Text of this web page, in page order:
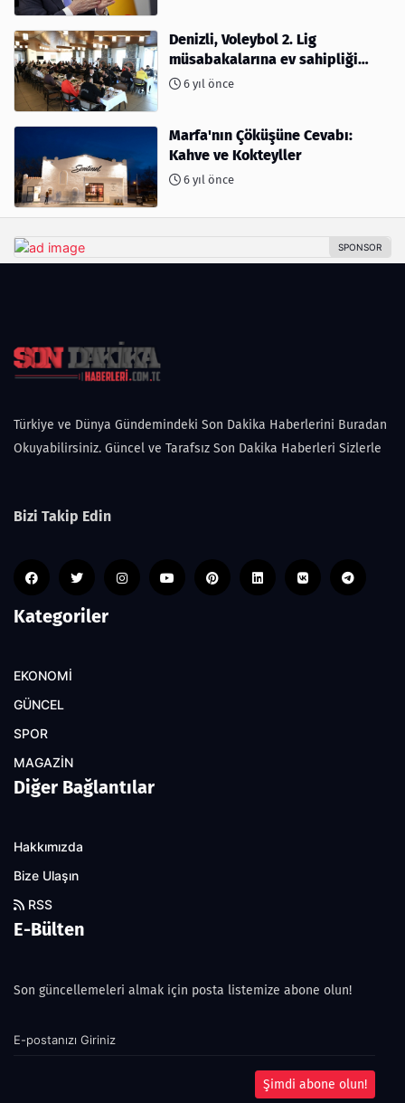
Denizli, Voleybol 2. Lig
müsabakalarına ev sahipliği
yapıyor
6 yıl önce
Marfa'nın Çöküşüne Cevabı:
Kahve ve Kokteyller
6 yıl önce
Türkiye ve Dünya Gündemindeki Son Dakika Haberlerini Buradan
Okuyabilirsiniz. Güncel ve Tarafsız Son Dakika Haberleri Sizlerle
Bizi Takip Edin
Kategoriler
EKONOMİ
GÜNCEL
SPOR
MAGAZİN
Diğer Bağlantılar
Hakkımızda
Bize Ulaşın
RSS
E-Bülten
Son güncellemeleri almak için posta listemize abone olun!
Şimdi abone olun!